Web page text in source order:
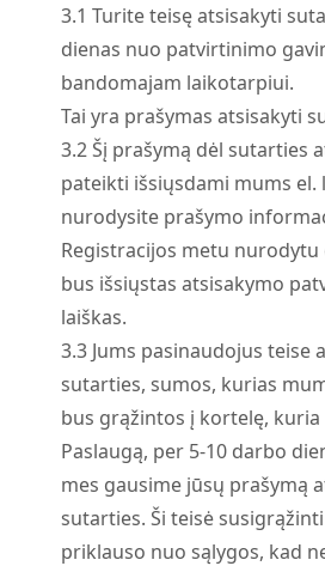
3.1 Turite teisę atsisakyti
dienas nuo patvirtinimo
bandomajam laikotarpiui.
Tai yra prašymas atsisakyti
3.2Šį prašymą dėl sutarties
pateikti išsiųsdami mums el.
nurodysite prašymo
Registracijos metu nurodytu
bus išsiųstas atsisakymo
laiškas.
3.3Jums pasinaudojus teise
sutarties, sumos, kurias
bus grąžintos į kortelę,
Paslaugą, per 5-10 darbo
mes gausime jūsų prašymą
sutarties. Ši teisė
priklauso nuo sąlygos, kad